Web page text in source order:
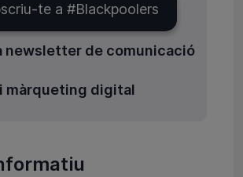
te a #Blackpoolers
newsletter de comunicació
i màrqueting digital